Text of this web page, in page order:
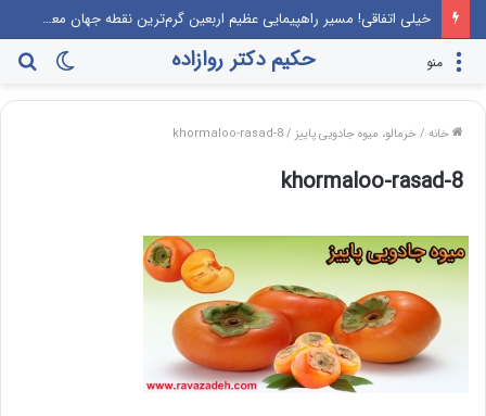
خیلی اتفاقی! مسیر راهپیمایی عظیم اربعین گرم‌ترین نقطه جهان معرفی می‌شود!
تغییر
پوسته
حکیم دکتر روازاده منو
خانه /خرمالو، میوه‌ جادویی پاییز /
khormaloo-rasad-8
khormaloo-rasad-8